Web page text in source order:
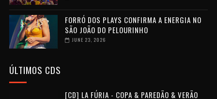
FORRÓ DOS PLAYS CONFIRMA A ENERGIA NO
SÃO JOÃO DO PELOURINHO
JUNE 23, 2026
ÚLTIMOS CDS
[CD] LA FÚRIA - COPA & PAREDÃO & VERÃO